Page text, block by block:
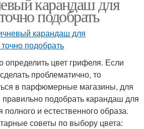
подобрать
цвет грифеля. Если
проблематично, то
в парфюмерные магазины, для
правильно подобрать карандаш для
и естественного образа.
советы по выбору цвета: